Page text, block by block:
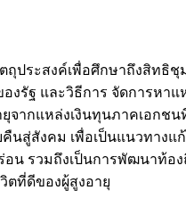
ประสงค์เพื่อศึกษาถึงสิทธิชุ
งรัฐ และวิธีการ จัดการหาแ
จากแหล่งเงินทุนภาคเอกช
นสู่สังคม เพื่อเป็นแนวทางแ
อน รวมถึงเป็นการพัฒนาท้อ
ตที่ดีของผู้สูงอายุ